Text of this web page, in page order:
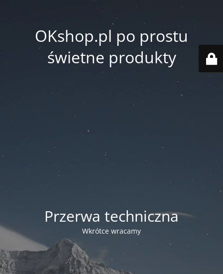
OKshop.pl po prostu
świetne produkty
Przerwa techniczna
Wkrótce wracamy